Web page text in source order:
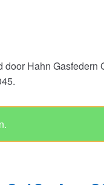
Hahn Gasfedern
19 slag